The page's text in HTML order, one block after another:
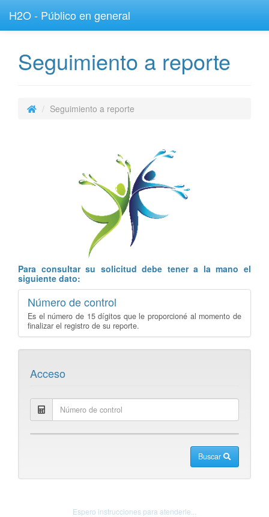
H2O - Público en general
Seguimiento a reporte
Seguimiento a reporte
Para consultar su solicitud debe tener a la mano el
siguiente dato:
Número de control
Es el número de 15 dígitos que le proporcioné al momento de
finalizar el registro de su reporte.
Acceso
Buscar
Espero instrucciones para atenderle...